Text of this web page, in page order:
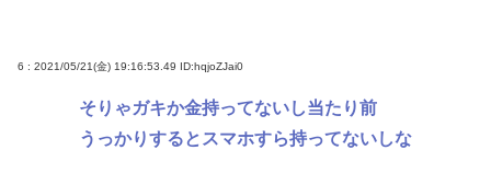
6 : 2021/05/21(金) 19:16:53.49 ID:hqjoZJai0
そりゃガキか金持ってないし当たり前
うっかりするとスマホすら持ってないしな